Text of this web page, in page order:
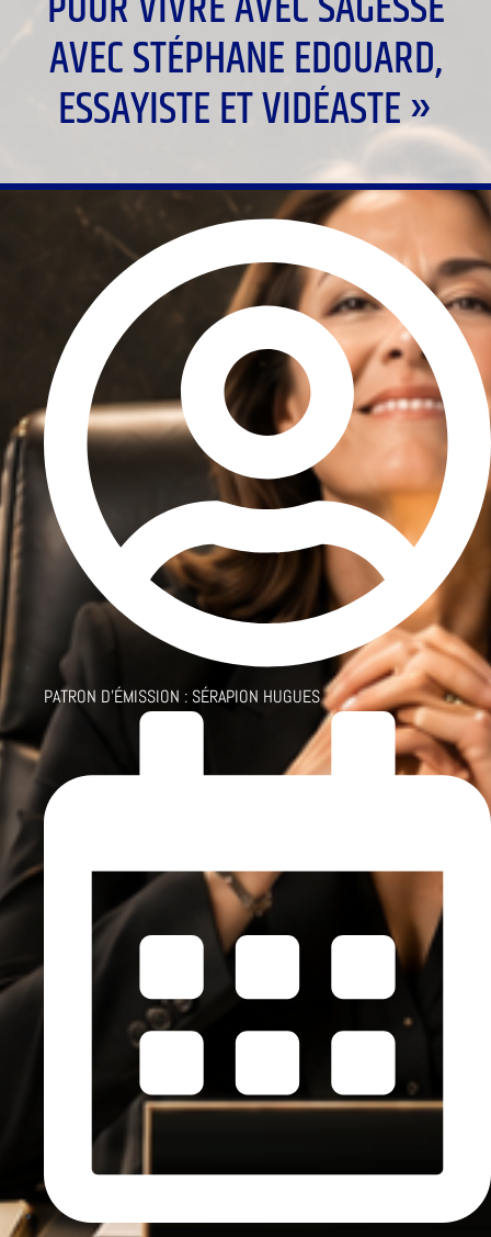
AVEC STÉPHANE EDOUARD,
ESSAYISTE ET VIDÉASTE »
PATRON D'ÉMISSION : SÉRAPION HUGUES